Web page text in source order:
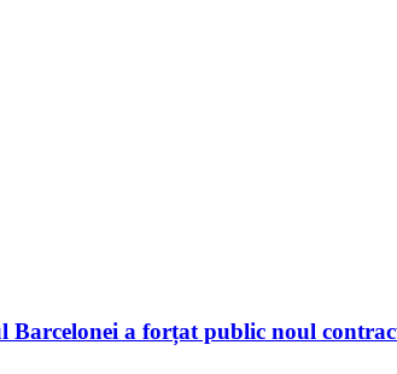
Barcelonei a forțat public noul